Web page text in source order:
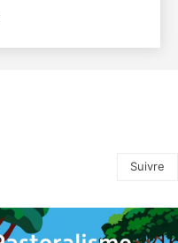
Suivre